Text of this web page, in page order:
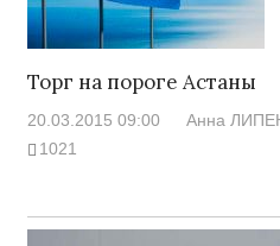
Торг на пороге Астаны
20.03.2015 09:00 Анна
1021